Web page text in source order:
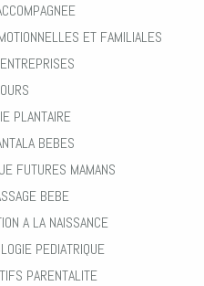
ET FAMILIALES
PLANTAIRE
BEBES
FUTURES MAMANS
BEBE
A LA NAISSANCE
PEDIATRIQUE
PARENTALITE